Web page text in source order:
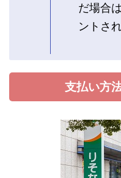
だ場合
ントさ
支払い方